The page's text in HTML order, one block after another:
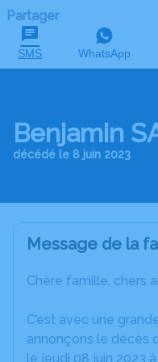
Partager
SMS WhatsApp
Benjamin
décédé le 8 juin 2023
Message de la
Chère famille, chers
C’est avec une
annonçons le décès
le jeudi 08 juin 2023